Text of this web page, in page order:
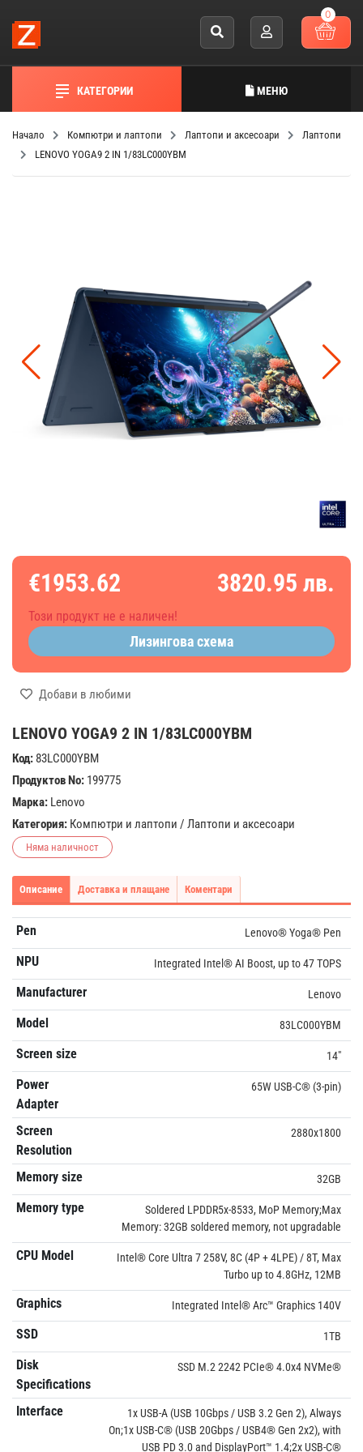
0
КАТЕГОРИИ МЕНЮ
Начало Компютри и лаптопи Лаптопи и аксесоари
Лаптопи
LENOVO YOGA9 2 IN 1/83LC000YBM
LENOVO YOGA9 2 IN 1/83LC000YBM
Код: 83LC000YBM
Продуктов No: 199775
Марка: Lenovo
Категория: Компютри и лаптопи / Лаптопи и аксесоари
Няма наличност
€1953.62 3820.95 лв.
Този продукт не е наличен!
Лизингова схема
Добави в любими
Описание Доставка и плащане Коментари
Pen Lenovo® Yoga® Pen
NPU Integrated Intel® AI Boost, up to 47 TOPS
Manufacturer Lenovo
Model 83LC000YBM
Screen size 14"
Power
Adapter
65W USB-C® (3-pin)
Screen
Resolution
2880x1800
Memory size 32GB
Memory type
Soldered LPDDR5x-8533, MoP Memory;Max
Memory: 32GB soldered memory, not upgradable
CPU Model
Intel® Core Ultra 7 258V, 8C (4P + 4LPE) / 8T, Max
Turbo up to 4.8GHz, 12MB
Graphics Integrated Intel® Arc™ Graphics 140V
SSD 1TB
Disk
Specifications
SSD M.2 2242 PCIe® 4.0x4 NVMe®
Interface
1x USB-A (USB 10Gbps / USB 3.2 Gen 2), Always
On;1x USB-C® (USB 20Gbps / USB4® Gen 2x2), with
USB PD 3.0 and DisplayPort™ 1.4;2x USB-C®